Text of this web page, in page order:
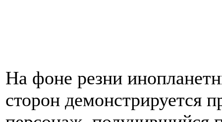
На фоне резни
сторон демонстрируется